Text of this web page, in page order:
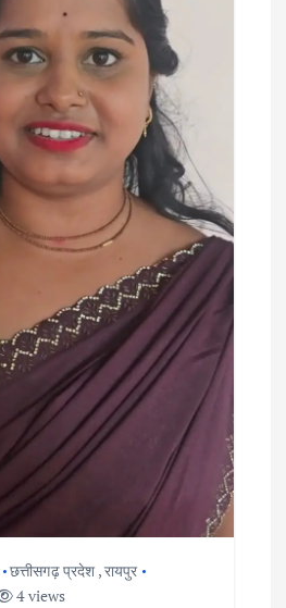
छत्तीसगढ़ प्रदेश ,रायपुर
4 views